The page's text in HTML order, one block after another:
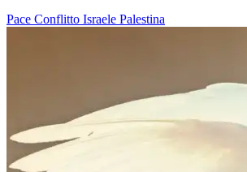
Pace Conflitto Israele Palestina